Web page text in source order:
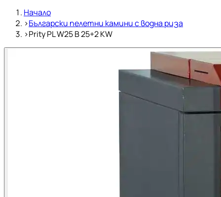
Начало
›Български пелетни камини с водна риза
›Prity PL W25 B 25+2 KW